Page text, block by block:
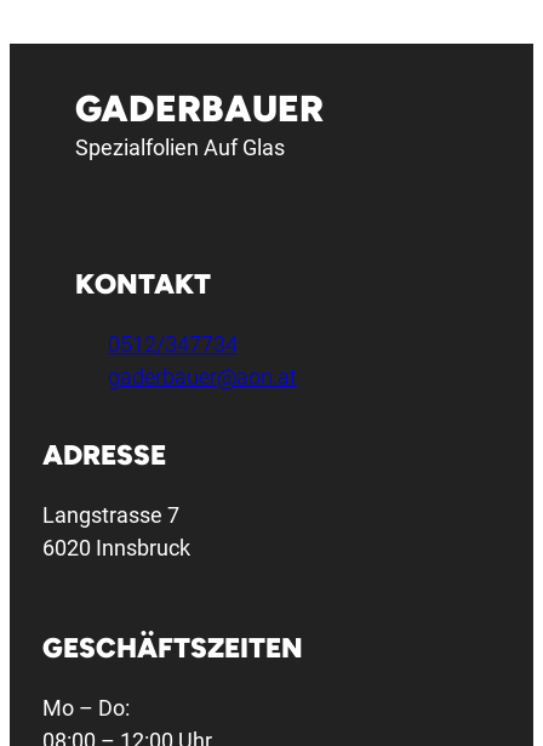
GADERBAUER
Spezialfolien Auf Glas
KONTAKT
0512/347734
gaderbauer@aon.at
ADRESSE
Langstrasse 7
6020 Innsbruck
GESCHÄFTSZEITEN
Mo – Do: